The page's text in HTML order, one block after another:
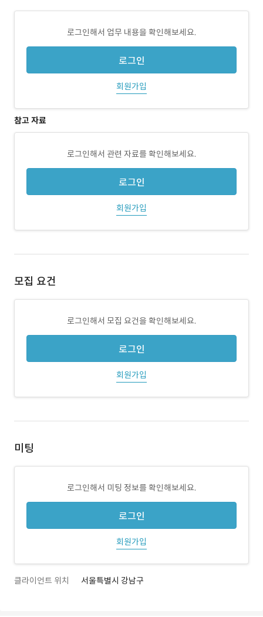
로그인해서 업무 내용을 확인해보세요.
로그인
회원가입
참고 자료
로그인해서 관련 자료를 확인해보세요.
로그인
회원가입
모집 요건
로그인해서 모집 요건을 확인해보세요.
로그인
회원가입
미팅
로그인해서 미팅 정보를 확인해보세요.
로그인
회원가입
클라이언트 위치 서울특별시 강남구